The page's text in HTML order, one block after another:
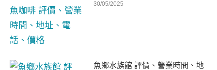
30/05/2025
魚鄉水族館 評價、營業時間、地